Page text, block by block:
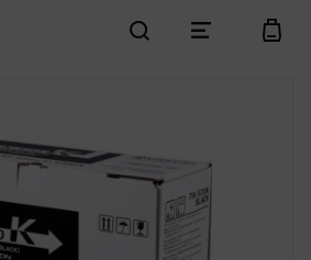
search menu cart